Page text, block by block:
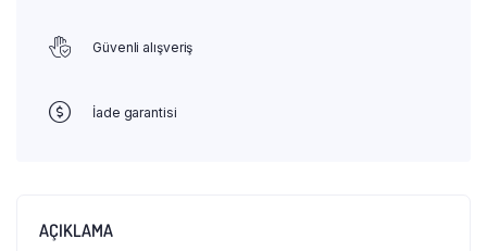
Güvenli alışveriş
İade garantisi
AÇIKLAMA